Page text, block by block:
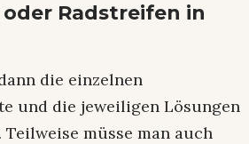
Radstreifen in
die einzelnen
und die jeweiligen Lösungen
Teilweise müsse man auch